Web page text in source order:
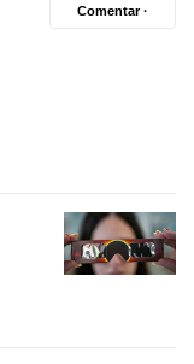
Comentar ·